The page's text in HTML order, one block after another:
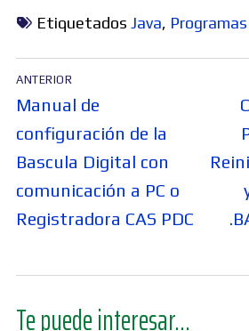
Etiquetados Java,
Navegación
de
entradas
ANTERIOR
Entrada
anterior:
Manual de
configuración de la
Bascula Digital con
comunicación a PC o
Registradora CAS PDC
Te puede interesar...